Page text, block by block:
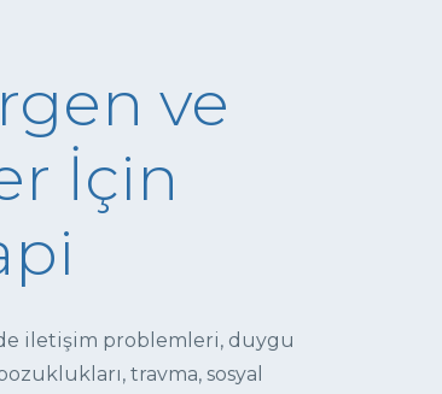
ve
İçin
iletişim problemleri, duygu
travma, sosyal